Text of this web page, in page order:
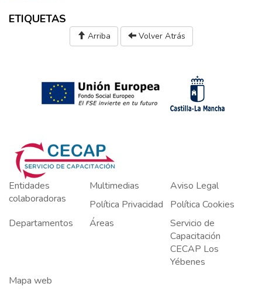
ETIQUETAS
Arriba Volver Atrás
Entidades
colaboradoras
Multimedias
Aviso Legal
Política Privacidad
Política Cookies
Departamentos
Áreas
Servicio de
Capacitación
CECAP Los
Yébenes
Mapa web